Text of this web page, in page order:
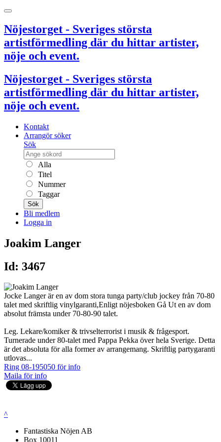
Nöjestorget - Sveriges största
artistförmedling där du hittar artister,
nöje och event.
Nöjestorget - Sveriges största
artistförmedling där du hittar artister,
nöje och event.
Kontakt
Arrangör söker
Sök
Alla
Titel
Nummer
Taggar
Sök
Bli medlem
Logga in
Joakim Langer
Id: 3467
Jocke Langer är en av dom stora tunga party/club jockey från 70-80
talet med skriftlig vinylgaranti,Enligt nöjesboken Gå Ut en av dom
absolut främsta under 70-80-90 talet.
Leg. Lekare/komiker & trivselterrorist i musik & frågesport.
Turnerade under 80-talet med Pappa Pekka över hela Sverige. Detta
är det absoluta för alla former av arrangemang. Skriftlig partygaranti
utlovas...
Ring 08-195050 för info
Maila för info
^
Fantastiska Nöjen AB
Box 10011